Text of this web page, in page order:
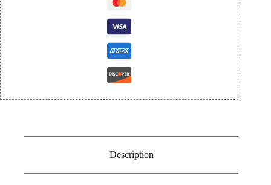
Description